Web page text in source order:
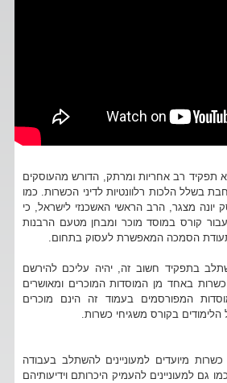
תפקיד רב אחריות ומרתק, הדורש מהעוסקים
בשלל הלכות רלוונטיות לדיני הכשרות. כמו
יונה מצגר, הרב הראשי האשכנזי לישראל, כי
קורס במוסד מוכר ומבחן מטעם הרבנות
הסמכה המאפשרת לעסוק בתחום.
בתפקיד חשוב זה, יהיה עליכם להירשם
באחד מן המוסדות המוכרים ומאושרים
המפורסמים בעמוד זה הינם מוכרים
הלימודים בקורס משגיחי כשרות.
מיועדים למעוניינים להשתלב בעבודה
גם למעוניינים להעמיק היכרותם וידיעותיהם